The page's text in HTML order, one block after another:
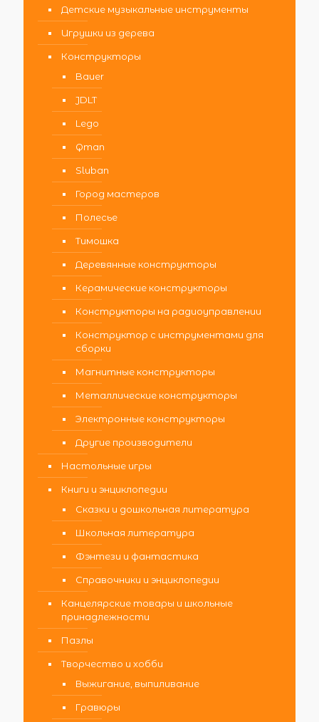
Детские музыкальные инструменты
Игрушки из дерева
Конструкторы
Bauer
JDLT
Lego
Qman
Sluban
Город мастеров
Полесье
Тимошка
Деревянные конструкторы
Керамические конструкторы
Конструкторы на радиоуправлении
Конструктор с инструментами для
сборки
Магнитные конструкторы
Металлические конструкторы
Электронные конструкторы
Другие производители
Настольные игры
Книги и энциклопедии
Сказки и дошкольная литература
Школьная литература
Фэнтези и фантастика
Справочники и энциклопедии
Канцелярские товары и школьные
принадлежности
Пазлы
Творчество и хобби
Выжигание, выпиливание
Гравюры